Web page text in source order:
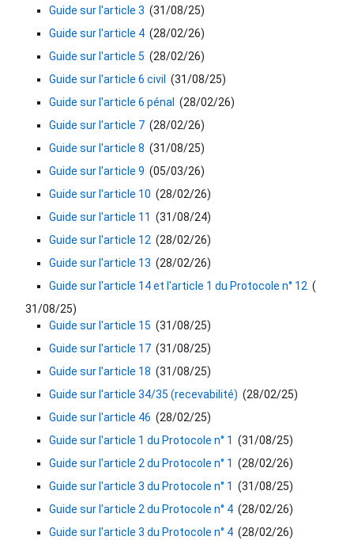
Guide sur l'article 3 (31/08/25)
Guide sur l'article 4 (28/02/26)
Guide sur l'article 5 (28/02/26)
Guide sur l'article 6 civil
(31/08/25)
Guide sur l'article 6 pénal (28/02/26)
Guide sur l'article 7 (28/02/26)
Guide sur l'article 8 (31/08/25)
Guide sur l'article 9 (05/03/26)
Guide sur l'article 10 (28/02/26)
Guide sur l'article 11 (31/08/24)
Guide sur l'article 12 (28/02/26)
Guide sur l'article 13 (28/02/26)
Guide sur l'article 14 et l'article 1 du Protocole n° 12 (
31/08/25)
Guide sur l'article 15 (31/08/25)
Guide sur l'article 17 (31/08/25)
Guide sur l'article 18 (31/08/25)
Guide sur l'article 34/35 (recevabilité) (28/02/25)
Guide sur l'article 46 (28/02/25)
Guide sur l'article 1 du Protocole n° 1 (31/08/25)
Guide sur l'article 2 du Protocole n° 1 (28/02/26)
Guide sur l'article 3 du Protocole n° 1 (31/08/25)
Guide sur l'article 2 du Protocole n° 4 (28/02/26)
Guide sur l'article 3 du Protocole n° 4 (28/02/26)